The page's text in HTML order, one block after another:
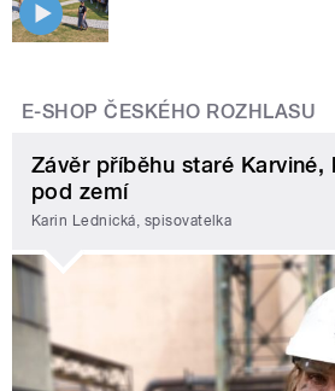
E-SHOP ČESKÉHO ROZHLASU
Závěr příběhu staré
pod zemí
Karin Lednická, spisovatelka